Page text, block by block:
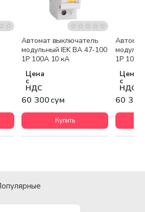
Автомат выключатель
модульный IEK ВА 47-100
1P 100А 10 кА
Цена
с
НДС
60 300 сум
Купить
1P 10А
Цена
с
НДС
60 300